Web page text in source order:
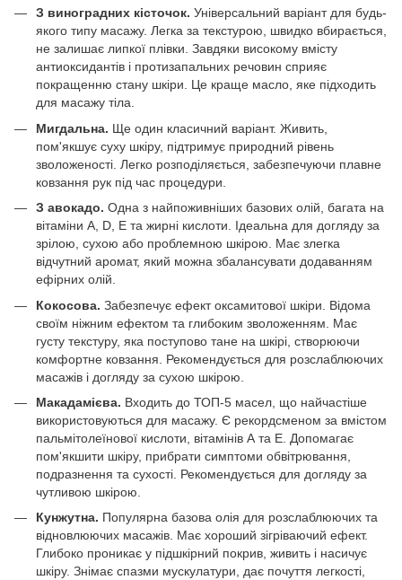
З виноградних кісточок. Універсальний варіант для будь-
якого типу масажу. Легка за текстурою, швидко вбирається,
не залишає липкої плівки. Завдяки високому вмісту
антиоксидантів і протизапальних речовин сприяє
покращенню стану шкіри. Це краще масло, яке підходить
для масажу тіла.
Мигдальна. Ще один класичний варіант. Живить,
пом'якшує суху шкіру, підтримує природний рівень
зволоженості. Легко розподіляється, забезпечуючи плавне
ковзання рук під час процедури.
З авокадо. Одна з найпоживніших базових олій, багата на
вітаміни A, D, E та жирні кислоти. Ідеальна для догляду за
зрілою, сухою або проблемною шкірою. Має злегка
відчутний аромат, який можна збалансувати додаванням
ефірних олій.
Кокосова. Забезпечує ефект оксамитової шкіри. Відома
своїм ніжним ефектом та глибоким зволоженням. Має
густу текстуру, яка поступово тане на шкірі, створюючи
комфортне ковзання. Рекомендується для розслаблюючих
масажів і догляду за сухою шкірою.
Макадамієва. Входить до ТОП-5 масел, що найчастіше
використовуються для масажу. Є рекордсменом за вмістом
пальмітолеїнової кислоти, вітамінів А та Е. Допомагає
пом'якшити шкіру, прибрати симптоми обвітрювання,
подразнення та сухості. Рекомендується для догляду за
чутливою шкірою.
Кунжутна. Популярна базова олія для розслаблюючих та
відновлюючих масажів. Має хороший зігріваючий ефект.
Глибоко проникає у підшкірний покрив, живить і насичує
шкіру. Знімає спазми мускулатури, дає почуття легкості,